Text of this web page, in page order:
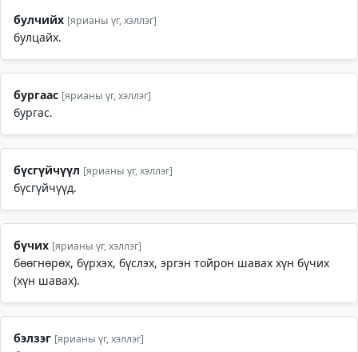
булчийх [ярианы үг, хэллэг]
булцайх.
бургаас [ярианы үг, хэллэг]
бургас.
бүсгүйчүүл [ярианы үг, хэллэг]
бүсгүйчүүд.
бүчих [ярианы үг, хэллэг]
бөөгнөрөх, бүрхэх, бүслэх, эргэн тойрон шавах хүн бүчих
(хүн шавах).
бэлзэг [ярианы үг, хэллэг]